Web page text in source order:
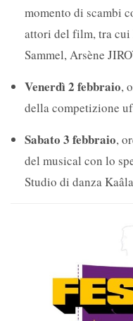
momento di scambi
attori del film, tra cui
Sammel, Arsène
Venerdì 2 febbraio,
della competizione
Sabato 3 febbraio,
del musical con lo
Studio di danza